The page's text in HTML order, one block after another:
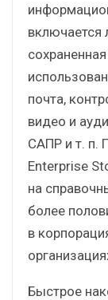
почта,
видео и
САПР и т. п.
Enterprise
на
более
в
Быстрое